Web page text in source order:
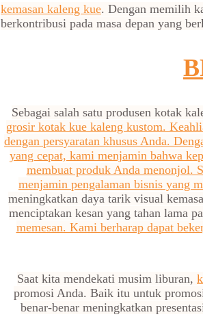
kemasan kaleng kue. Dengan memilih
berkontribusi pada masa depan yang
Sebagai salah satu produsen kotak
grosir kotak kue kaleng kustom.
dengan persyaratan khusus Anda.
yang cepat, kami menjamin bahwa
membuat produk Anda menonjol.
menjamin pengalaman bisnis yang
meningkatkan daya tarik visual
menciptakan kesan yang tahan lama
memesan. Kami berharap dapat
Saat kita mendekati musim liburan,
promosi Anda. Baik itu untuk
benar-benar meningkatkan